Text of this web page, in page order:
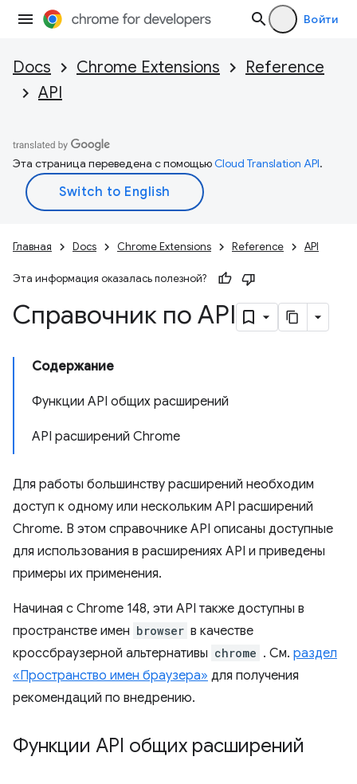
Войти
Docs Chrome Extensions
Reference
API
Эта страница переведена с помощьюCloud Translation API.
Главная Docs Chrome Extensions Reference API
Эта информация оказалась полезной?
Справочник по API
Содержание
Функции API общих расширений
API расширений Chrome
Для работы большинству расширений необходим
доступ к одному или нескольким API расширений
Chrome. В этом справочнике API описаны доступные
для использования в расширениях API и приведены
примеры их применения.
Начиная с Chrome 148, эти API также доступны в
пространстве имен browser в качестве
кроссбраузерной альтернативы chrome . См. раздел
«Пространство имен браузера» для получения
рекомендаций по внедрению.
Функции API общих расширений